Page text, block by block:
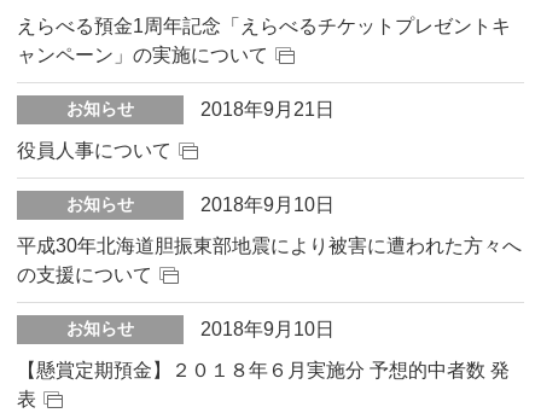
えらべる預金1周年記念「えらべるチケットプレゼントキ
ャンペーン」の実施について
お知らせ
2018年9月21日
役員人事について
お知らせ
2018年9月10日
平成30年北海道胆振東部地震により被害に遭われた方々へ
の支援について
お知らせ
2018年9月10日
【懸賞定期預金】２０１８年６月実施分 予想的中者数 発
表